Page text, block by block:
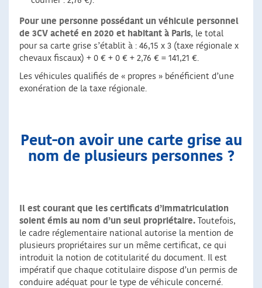
Pour une personne possédant un véhicule personnel
de 3CV acheté en 2020 et habitant à Paris, le total
pour sa carte grise s’établit à : 46,15 x 3 (taxe régionale x
chevaux fiscaux) + 0 € + 0 € + 2,76 € = 141,21 €.
Les véhicules qualifiés de « propres » bénéficient d’une
exonération de la taxe régionale.
Peut-on avoir une carte grise au
nom de plusieurs personnes ?
Il est courant que les certificats d’immatriculation
soient émis au nom d’un seul propriétaire. Toutefois,
le cadre réglementaire national autorise la mention de
plusieurs propriétaires sur un même certificat, ce qui
introduit la notion de cotitularité du document. Il est
impératif que chaque cotitulaire dispose d’un permis de
conduire adéquat pour le type de véhicule concerné.